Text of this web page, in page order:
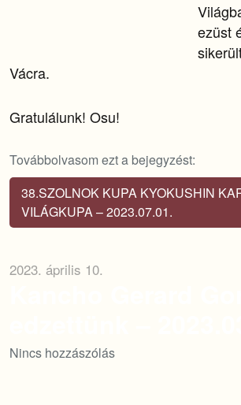
ezüst
Vácra.
Gratulálunk! Osu!
Továbbolvasom ezt a bejegyzést:
38.SZOLNOK KUPA KYOKUSHIN
VILÁGKUPA – 2023.07.01.
2023. április 10.
Nincs hozzászólás